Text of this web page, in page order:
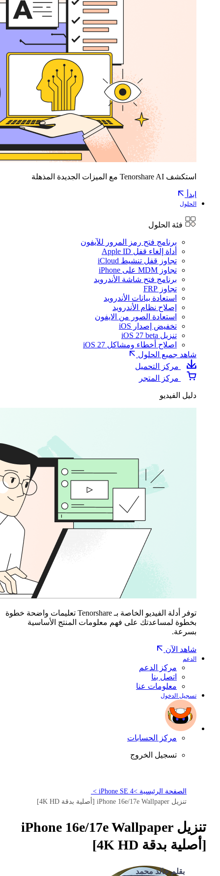
استكشف Tenorshare AI مع الميزات الجديدة المذهلة
ابدأ
الحلول
فئة الحلول
برنامج فتح رمز المرور للآيفون
أداة إلغاء قفل Apple ID
تجاوز قفل تنشيط iCloud
تجاوز MDM على iPhone
برنامج فتح شاشة الأندرويد
تجاوز FRP
استعادة بيانات الأندرويد
إصلاح نظام الأندرويد
استعادة الصور من الايفون
تخفيض إصدار iOS
تنزيل iOS 27 beta
اصلاح أخطاء ومشاكل iOS 27
شاهد جميع الحلول
مركز التحميل
مركز المتجر
دليل الفيديو
توفر أدلة الفيديو الخاصة بـ Tenorshare تعليمات واضحة خطوة
بخطوة لمساعدتك على فهم معلومات المنتج الأساسية
بسرعة.
شاهد الآن
الدعم
مركز الدعم
اتصل بنا
معلومات عنا
تسجيل الدخول
مركز الحسابات
تسجيل الخروج
الصفحة الرئيسية >iPhone SE 4 >
تنزيل iPhone 16e/17e Wallpaper [أصلية بدقة 4K HD]
تنزيل iPhone 16e/17e Wallpaper
[أصلية بدقة 4K HD]
بقلم خالد محمد